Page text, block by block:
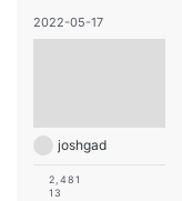
2022-05-17
joshgad
2,481
13